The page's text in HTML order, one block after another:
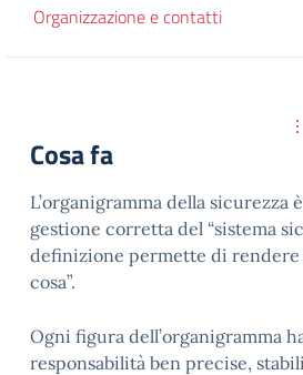
Organizzazione e contatti
Cosa fa
L’organigramma della sicurezza
gestione corretta del “sistema
definizione permette di rendere
cosa”.
Ogni figura dell’organigramma
responsabilità ben precise,